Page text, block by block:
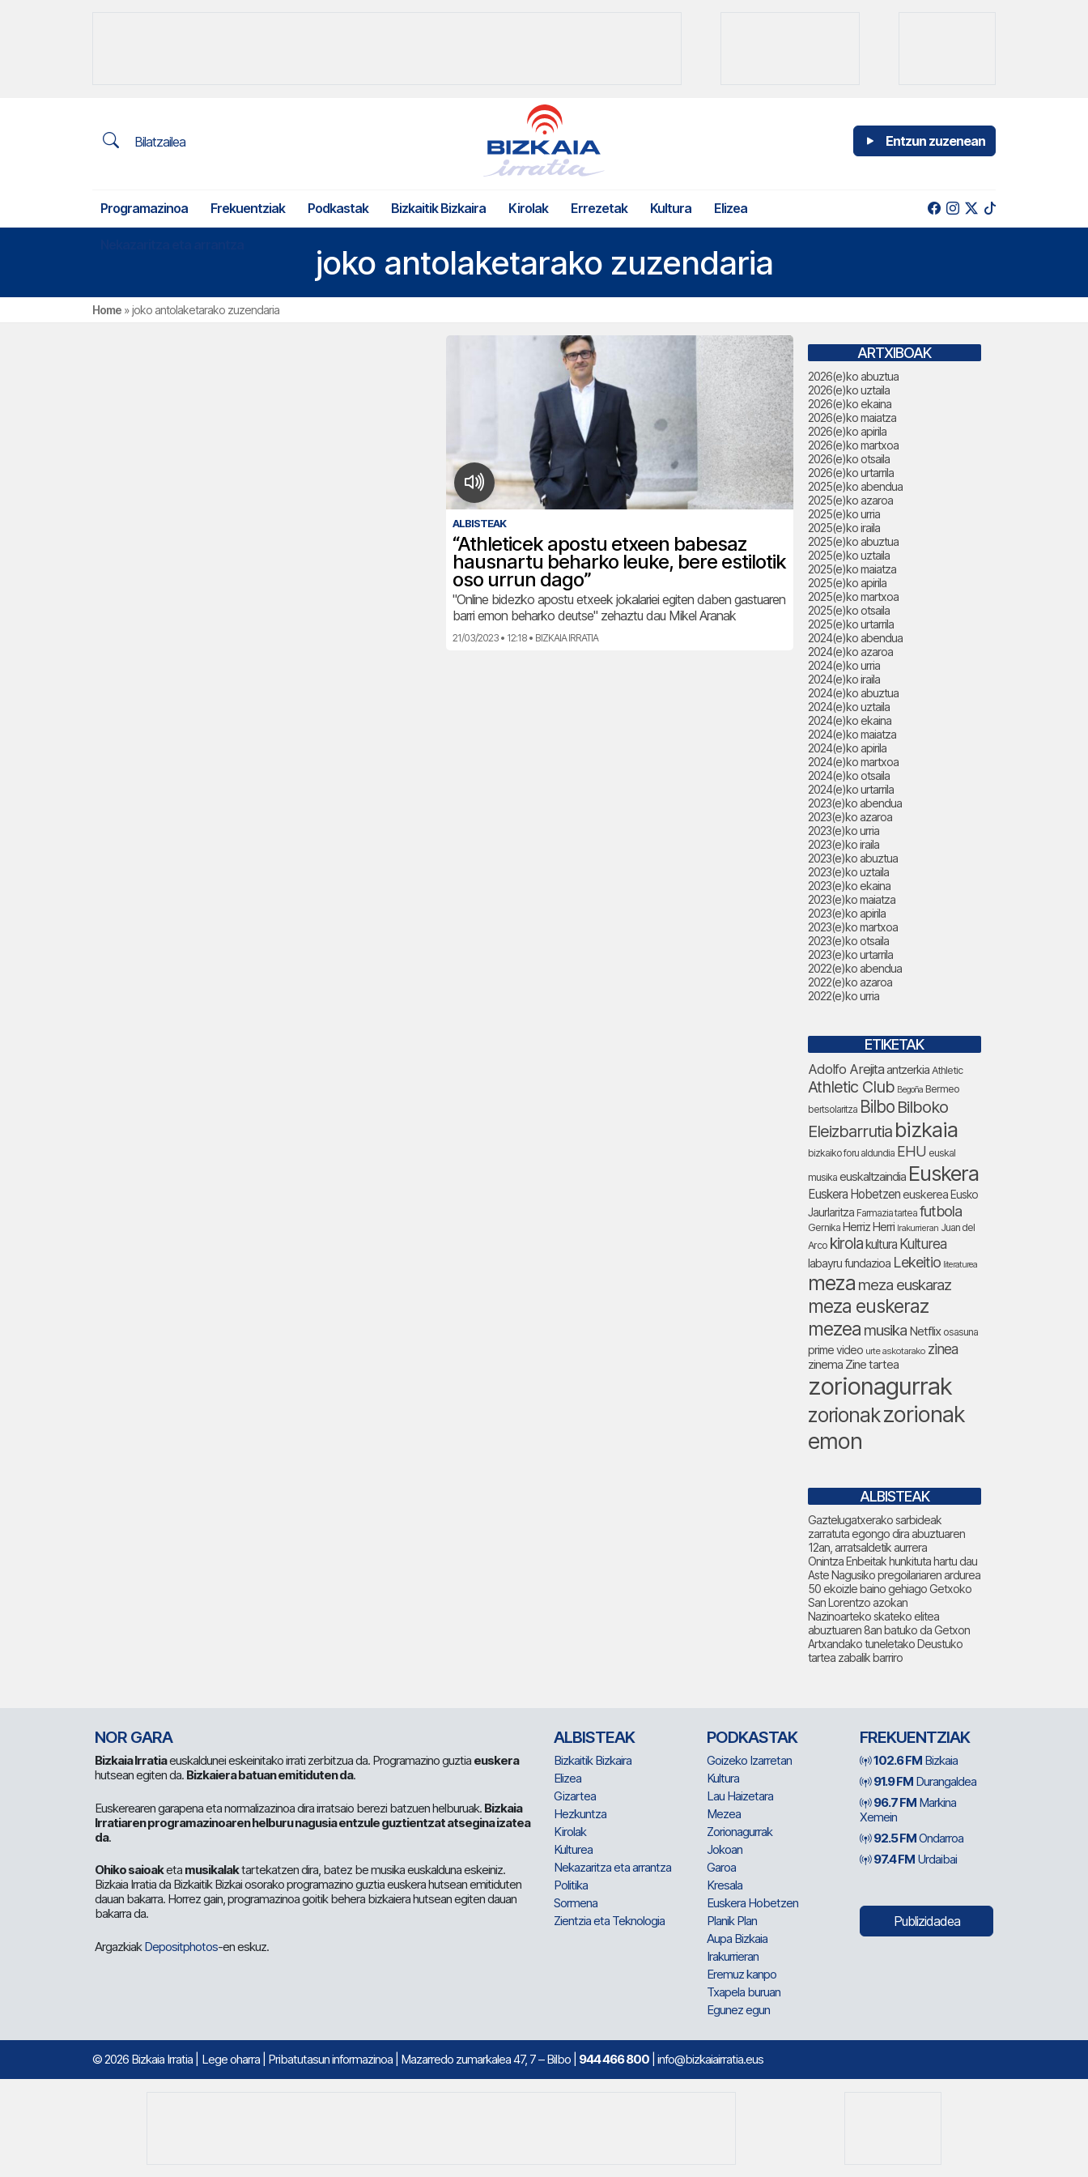
Bilatzailea Entzun zuzenean
Programazinoa Frekuentziak Podkastak Bizkaitik Bizkaira Kirolak Errezetak Kultura Elizea
joko antolaketarako zuzendaria
Home »joko antolaketarako zuzendaria
ALBISTEAK
“Athleticek apostu etxeen babesaz
hausnartu beharko leuke, bere estilotik
oso urrun dago”
"Online bidezko apostu etxeek jokalariei egiten daben gastuaren
barri emon beharko deutse" zehaztu dau Mikel Aranak
21/03/2023 • 12:18 • BIZKAIA IRRATIA
ARTXIBOAK
2026(e)ko abuztua
2026(e)ko uztaila
2026(e)ko ekaina
2026(e)ko maiatza
2026(e)ko apirila
2026(e)ko martxoa
2026(e)ko otsaila
2026(e)ko urtarrila
2025(e)ko abendua
2025(e)ko azaroa
2025(e)ko urria
2025(e)ko iraila
2025(e)ko abuztua
2025(e)ko uztaila
2025(e)ko maiatza
2025(e)ko apirila
2025(e)ko martxoa
2025(e)ko otsaila
2025(e)ko urtarrila
2024(e)ko abendua
2024(e)ko azaroa
2024(e)ko urria
2024(e)ko iraila
2024(e)ko abuztua
2024(e)ko uztaila
2024(e)ko ekaina
2024(e)ko maiatza
2024(e)ko apirila
2024(e)ko martxoa
2024(e)ko otsaila
2024(e)ko urtarrila
2023(e)ko abendua
2023(e)ko azaroa
2023(e)ko urria
2023(e)ko iraila
2023(e)ko abuztua
2023(e)ko uztaila
2023(e)ko ekaina
2023(e)ko maiatza
2023(e)ko apirila
2023(e)ko martxoa
2023(e)ko otsaila
2023(e)ko urtarrila
2022(e)ko abendua
2022(e)ko azaroa
2022(e)ko urria
ETIKETAK
Adolfo Arejitaantzerkia Athletic
Athletic Club Begoña Bermeo
bertsolaritza Bilbo Bilboko
Eleizbarrutia bizkaia
bizkaiko foru aldundia EHU euskal
musika euskaltzaindia Euskera
Euskera Hobetzeneuskerea Eusko
Jaurlaritza Farmazia tartea futbola
Gernika Herriz Herri Irakurrieran Juan del
Arco kirola kultura Kulturea
labayru fundazioa Lekeitio literaturea
meza meza euskaraz
meza euskeraz
mezea musika Netflix osasuna
prime video urte askotarako zinea
zinema Zine tartea
zorionagurrak
zorionakzorionak
emon
ALBISTEAK
Gaztelugatxerako sarbideak
zarratuta egongo dira abuztuaren
12an, arratsaldetik aurrera
Onintza Enbeitak hunkituta hartu dau
Aste Nagusiko pregoilariaren ardurea
50 ekoizle baino gehiago Getxoko
San Lorentzo azokan
Nazinoarteko skateko elitea
abuztuaren 8an batuko da Getxon
Artxandako tuneletako Deustuko
tartea zabalik barriro
NOR GARA
Bizkaia Irratiaeuskaldunei eskeinitako irrati zerbitzua da. Programazino guztia euskera
hutsean egiten da. Bizkaiera batuan emitiduten da.
Euskerearen garapena eta normalizazinoa dira irratsaio berezi batzuen helburuak. Bizkaia
Irratiaren programazinoaren helburu nagusia entzule guztientzat atsegina izatea
da.
Ohiko saioaketa musikalaktartekatzen dira, batez be musika euskalduna eskeiniz.
Bizkaia Irratia da Bizkaitik Bizkai osorako programazino guztia euskera hutsean emitiduten
dauan bakarra. Horrez gain, programazinoa goitik behera bizkaiera hutsean egiten dauan
bakarra da.
ArgazkiakDepositphotos-en eskuz.
ALBISTEAK
Bizkaitik Bizkaira
Elizea
Gizartea
Hezkuntza
Kirolak
Kulturea
Nekazaritza eta arrantza
Politika
Sormena
Zientzia eta Teknologia
PODKASTAK
Goizeko Izarretan
Kultura
Lau Haizetara
Mezea
Zorionagurrak
Jokoan
Garoa
Kresala
Euskera Hobetzen
Planik Plan
Aupa Bizkaia
Irakurrieran
Eremuz kanpo
Txapela buruan
Egunez egun
FREKUENTZIAK
102.6 FM Bizkaia
91.9 FM Durangaldea
96.7 FM Markina
Xemein
92.5 FMOndarroa
97.4 FM Urdaibai
Publizidadea
© 2026 Bizkaia Irratia Lege oharra Pribatutasun informazinoa | Mazarredo zumarkalea 47, 7 – Bilbo | 944 466 800 | info@bizkaiairratia.eus